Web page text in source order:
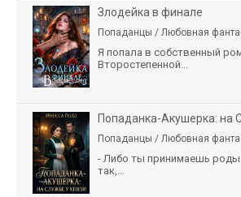
Злодейка в финале
Попаданцы / Любовная
Я попала в собственный
Второстепенной...
Попаданка-Акушерка: на
Попаданцы / Любовная
- Либо ты принимаешь роды
так,...